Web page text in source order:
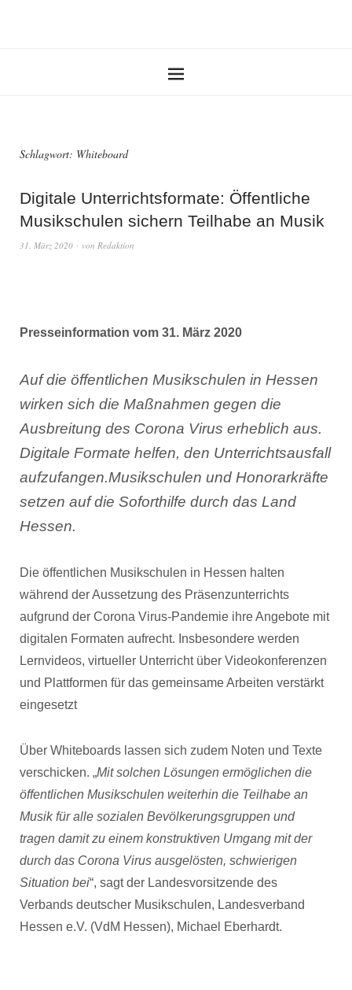
Schlagwort: Whiteboard
Digitale Unterrichtsformate: Öffentliche
Musikschulen sichern Teilhabe an Musik
31. März 2020 von Redaktion
Presseinformation vom 31. März 2020
Auf die öffentlichen Musikschulen in Hessen
wirken sich die Maßnahmen gegen die
Ausbreitung des Corona Virus erheblich aus.
Digitale Formate helfen, den Unterrichtsausfall
aufzufangen.Musikschulen und Honorarkräfte
setzen auf die Soforthilfe durch das Land
Hessen.
Die öffentlichen Musikschulen in Hessen halten
während der Aussetzung des Präsenzunterrichts
aufgrund der Corona Virus-Pandemie ihre Angebote mit
digitalen Formaten aufrecht. Insbesondere werden
Lernvideos, virtueller Unterricht über Videokonferenzen
und Plattformen für das gemeinsame Arbeiten verstärkt
eingesetzt
Über Whiteboards lassen sich zudem Noten und Texte
verschicken. „Mit solchen Lösungen ermöglichen die
öffentlichen Musikschulen weiterhin die Teilhabe an
Musik für alle sozialen Bevölkerungsgruppen und
tragen damit zu einem konstruktiven Umgang mit der
durch das Corona Virus ausgelösten, schwierigen
Situation bei“, sagt der Landesvorsitzende des
Verbands deutscher Musikschulen, Landesverband
Hessen e.V. (VdM Hessen), Michael Eberhardt.